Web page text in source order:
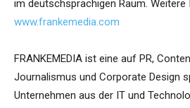
im deutschsprachigen Raum.
www.frankemedia.com
FRANKEMEDIA ist eine auf PR,
Journalismus und Corporate Design
Unternehmen aus der IT und